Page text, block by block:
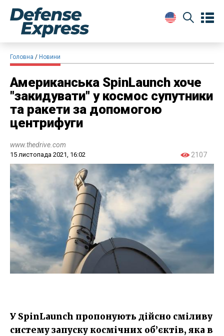
Головна Новини
Американська SpinLaunch хоче
"закидувати" у космос супутники
та ракети за допомогою
центрифуги
www.thedrive.com
15 листопада 2021, 16:02 2107
У SpinLaunch пропонують дійсно сміливу
систему запуску космічних об’єктів, яка в